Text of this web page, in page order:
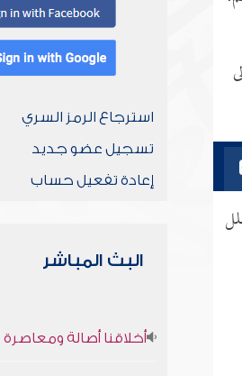
استرجاع الرمز السري
تسجيل عضو جديد
إعادة تفعيل حساب
البث المباشر
أخلاقنا أصالة ومعاصرة